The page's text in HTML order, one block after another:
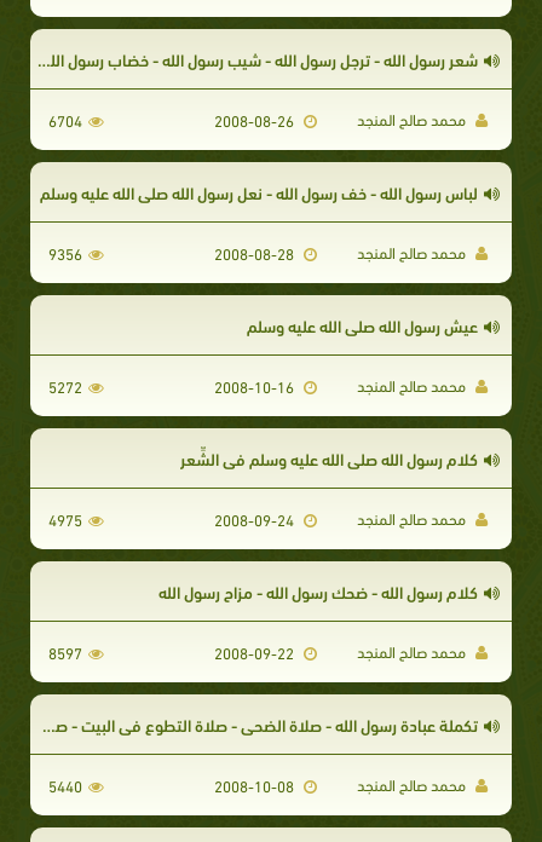
شعر رسول الله - ترجل رسول الله - شيب رسول الله - خضاب رسول الله - كحل رسول الله
محمد صالح المنجد 2008-08-26
6704
لباس رسول الله - خف رسول الله - نعل رسول الله صلى الله عليه وسلم
محمد صالح المنجد 2008-08-28
9356
عيش رسول الله صلى الله عليه وسلم
محمد صالح المنجد 2008-10-16
5272
كلام رسول الله صلى الله عليه وسلم في الشِّعرِ
محمد صالح المنجد 2008-09-24
4975
كلام رسول الله - ضحك رسول الله - مزاح رسول الله
محمد صالح المنجد 8597
تكملة عبادة رسول الله - صلاة الضحى - صلاة التطوع في البيت - صوم رسول الله صلى الله عليه وسلم
محمد صالح المنجد 2008-10-08
5440